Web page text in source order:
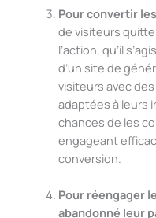
Pour convertir
de visiteurs
l’action, qu’il
d’un site de
visiteurs avec
adaptées à leurs
chances de les
engageant
conversion.
Pour réengager
abandonné leur